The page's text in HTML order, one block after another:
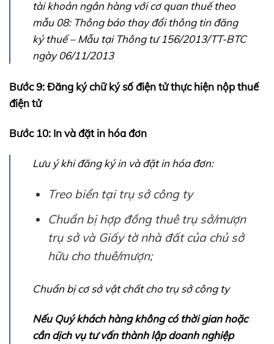
tài khoản ngân hàng với cơ quan thuế theo
mẫu 08: Thông báo thay đổi thông tin đăng
ký thuế – Mẫu tại Thông tư 156/2013/TT-BTC
ngày 06/11/2013
Bước 9: Đăng ký chữ ký số điện tử thực hiện nộp thuế
điện tử
Bước 10: In và đặt in hóa đơn
Lưu ý khi đăng ký in và đặt in hóa đơn:
Treo biển tại trụ sở công ty
Chuẩn bị hợp đồng thuê trụ sở/mượn
trụ sở và Giấy tờ nhà đất của chủ sở
hữu cho thuê/mượn;
Chuẩn bị cơ sở vật chất cho trụ sở công ty
Nếu Quý khách hàng không có thời gian hoặc
cần dịch vụ tư vấn thành lập doanh nghiệp